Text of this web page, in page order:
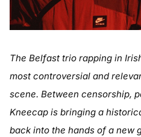
The Belfast trio rapping in
most controversial and
scene. Between censorship,
Kneecap is bringing a
back into the hands of a new